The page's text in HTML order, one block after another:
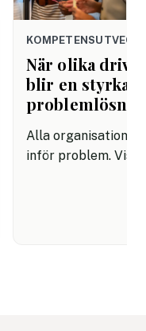
När olika
blir en styrka i
Alla organisationer
inför problem.